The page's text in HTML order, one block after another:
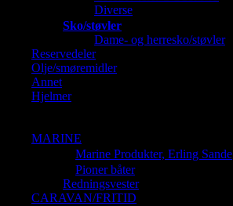
Diverse
Sko/støvler
Dame- og herresko/støvler
Reservedeler
Olje/smøremidler
Annet
Hjelmer
MARINE
Marine Produkter, Erling Sande
Pioner båter
Redningsvester
CARAVAN/FRITID